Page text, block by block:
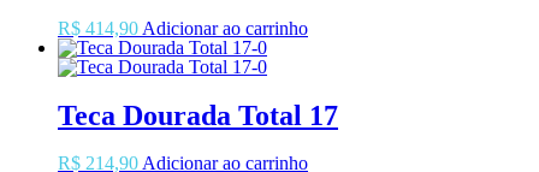
R$ 414,90 Adicionar ao carrinho
Teca Dourada Total 17
R$ 214,90 Adicionar ao carrinho